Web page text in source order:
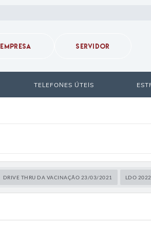
EMPRESA SERVIDOR
TELEFONES ÚTEIS
DRIVE THRU DA VACINAÇÃO 23/03/2021 LDO 2022